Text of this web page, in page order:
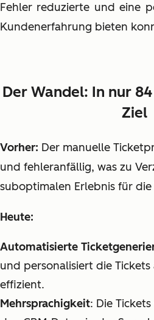
Fehler reduzierte und eine
Kundenerfahrung bieten
Der Wandel: In nur
Ziel
Vorher: Der manuelle
und fehleranfällig, was zu
suboptimalen Erlebnis für
Heute:
Automatisierte
und personalisiert die
effizient.
Mehrsprachigkeit: Die